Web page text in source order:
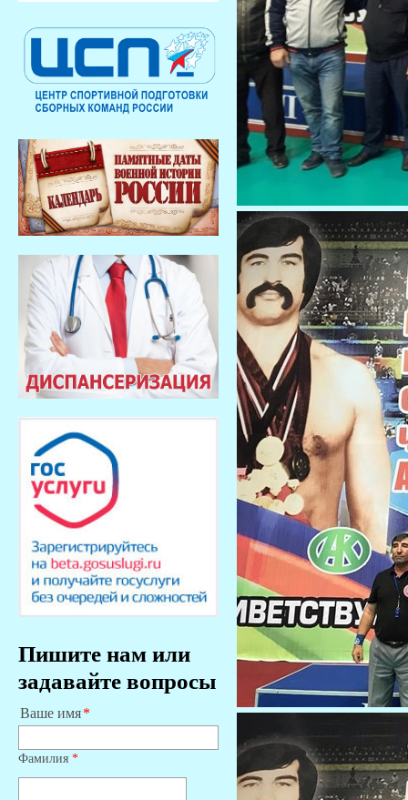
Пишите нам или
задавайте вопросы
Ваше имя
Фамилия *